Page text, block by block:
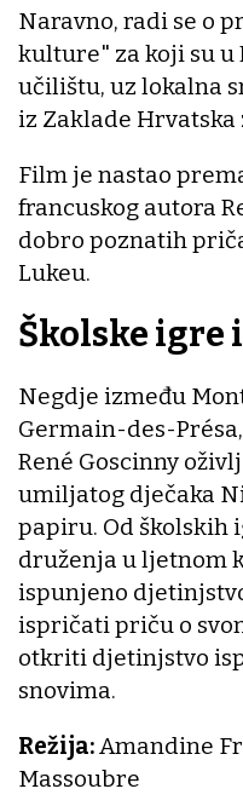
Naravno, radi se o
kulture" za koji su u
učilištu, uz lokalna
iz Zaklade Hrvatska
Film je nastao
francuskog autora
dobro poznatih
Lukeu.
Školske igre
Negdje između
Germain-des-
René Goscinny
umiljatog dječaka
papiru. Od školskih
druženja u ljetnom
ispunjeno
ispričati priču o
otkriti djetinjstvo
snovima.
Režija:Amandine
Massoubre